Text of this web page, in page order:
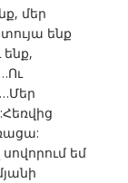
մեր
ենք
ենք,
եմ